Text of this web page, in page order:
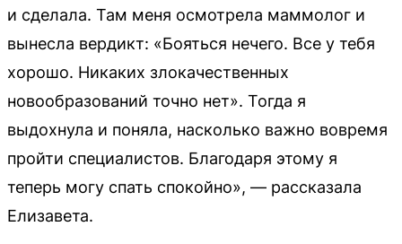
и сделала. Там меня осмотрела маммолог и
вынесла вердикт: «Бояться нечего. Все у тебя
хорошо. Никаких злокачественных
новообразований точно нет». Тогда я
выдохнула и поняла, насколько важно вовремя
пройти специалистов. Благодаря этому я
теперь могу спать спокойно», — рассказала
Елизавета.